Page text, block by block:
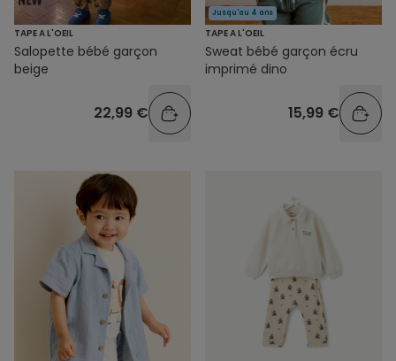
TAPE A L'OEIL
Salopette bébé garçon
beige
22,99 €
Jusqu'au 4 ans
TAPE A L'OEIL
Sweat bébé garçon écru
imprimé dino
15,99 €